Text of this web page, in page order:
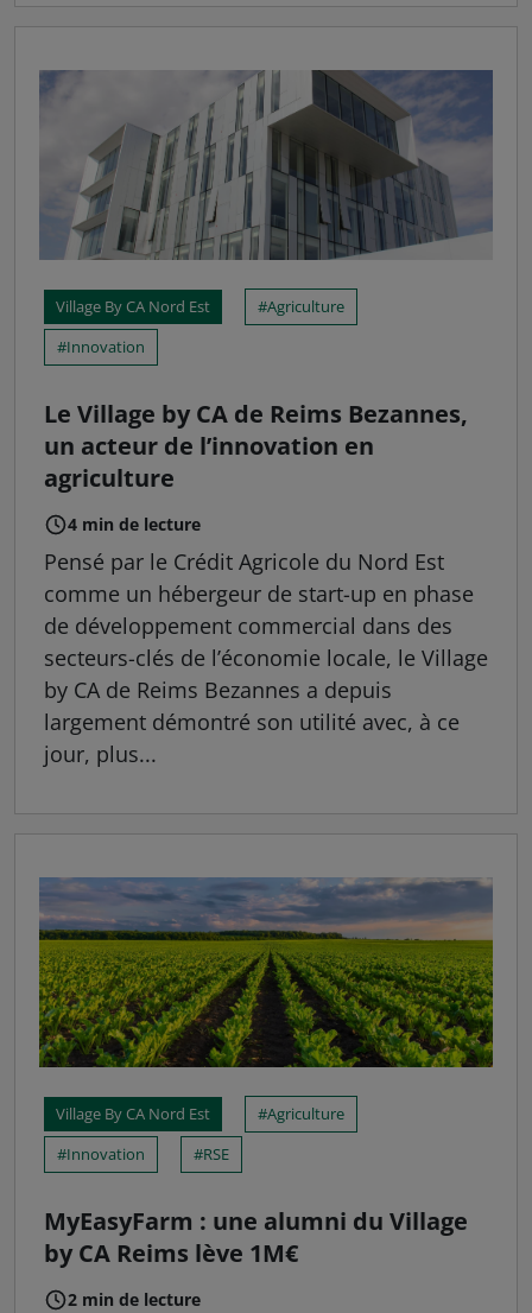
Village By CA Nord Est
Agriculture
Innovation
Le Village by CA de Reims Bezannes,
un acteur de l’innovation en
agriculture
4 min de lecture
Pensé par le Crédit Agricole du Nord Est
comme un hébergeur de start-up en phase
de développement commercial dans des
secteurs-clés de l’économie locale, le Village
by CA de Reims Bezannes a depuis
largement démontré son utilité avec, à ce
jour, plus...
Village By CA Nord Est
Agriculture
Innovation
RSE
MyEasyFarm : une alumni du Village
by CA Reims lève 1M€
2 min de lecture